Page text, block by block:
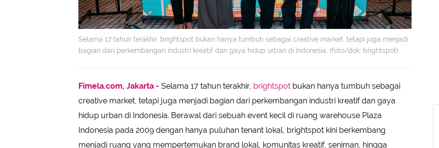
Selama 17 tahun terakhir, brightspot bukan hanya tumbuh sebagai creative market, tetapi juga menjadi
bagian dari perkembangan industri kreatif dan gaya hidup urban di Indonesia. (foto/dok: brightspot)
Fimela.com, Jakarta - Selama 17 tahun terakhir, brightspot bukan hanya tumbuh sebagai
creative market, tetapi juga menjadi bagian dari perkembangan industri kreatif dan gaya
hidup urban di Indonesia. Berawal dari sebuah event kecil di ruang warehouse Plaza
Indonesia pada 2009 dengan hanya puluhan tenant lokal, brightspot kini berkembang
menjadi ruang yang mempertemukan brand lokal, komunitas kreatif, seniman, hingga